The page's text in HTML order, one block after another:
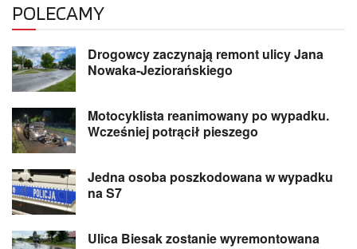
POLECAMY
Drogowcy zaczynają remont ulicy Jana
Nowaka-Jeziorańskiego
Motocyklista reanimowany po wypadku.
Wcześniej potrącił pieszego
Jedna osoba poszkodowana w wypadku
na S7
Ulica Biesak zostanie wyremontowana